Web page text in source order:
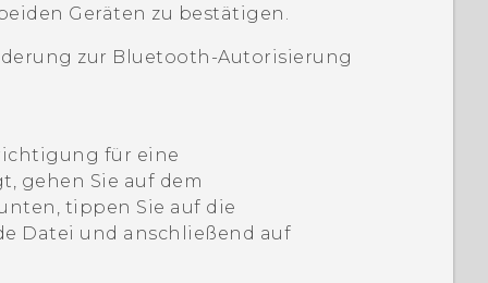
Geräten zu bestätigen.
zur Bluetooth -Autorisierung
für eine
gehen Sie auf dem
tippen Sie auf die
Datei und anschließend auf